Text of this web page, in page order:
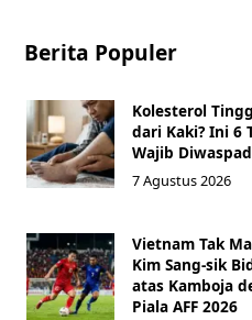
Berita Populer
Kolesterol
dari Kaki? Ini 6
Wajib
7 Agustus 2026
Vietnam Tak
Kim Sang-sik
atas Kamboja
Piala AFF 2026